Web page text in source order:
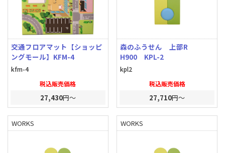
交通フロアマット【ショッピ
ングモール】KFM-4
kfm-4
税込販売価格
27,430円～
森のふうせん 上部R
H900 KPL-2
kpl2
税込販売価格
27,710円～
WORKS WORKS